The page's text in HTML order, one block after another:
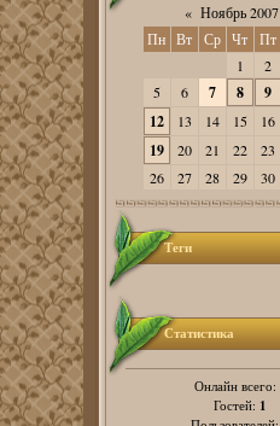
« Ноябрь 2007
Пн Вт Ср Чт Пт
1 2
5
6 7 8 9
12 13 14 15 16
19 20 21 22 23
26
27 28 29 30
Теги
Статистика
Онлайн всего:
Гостей: 1